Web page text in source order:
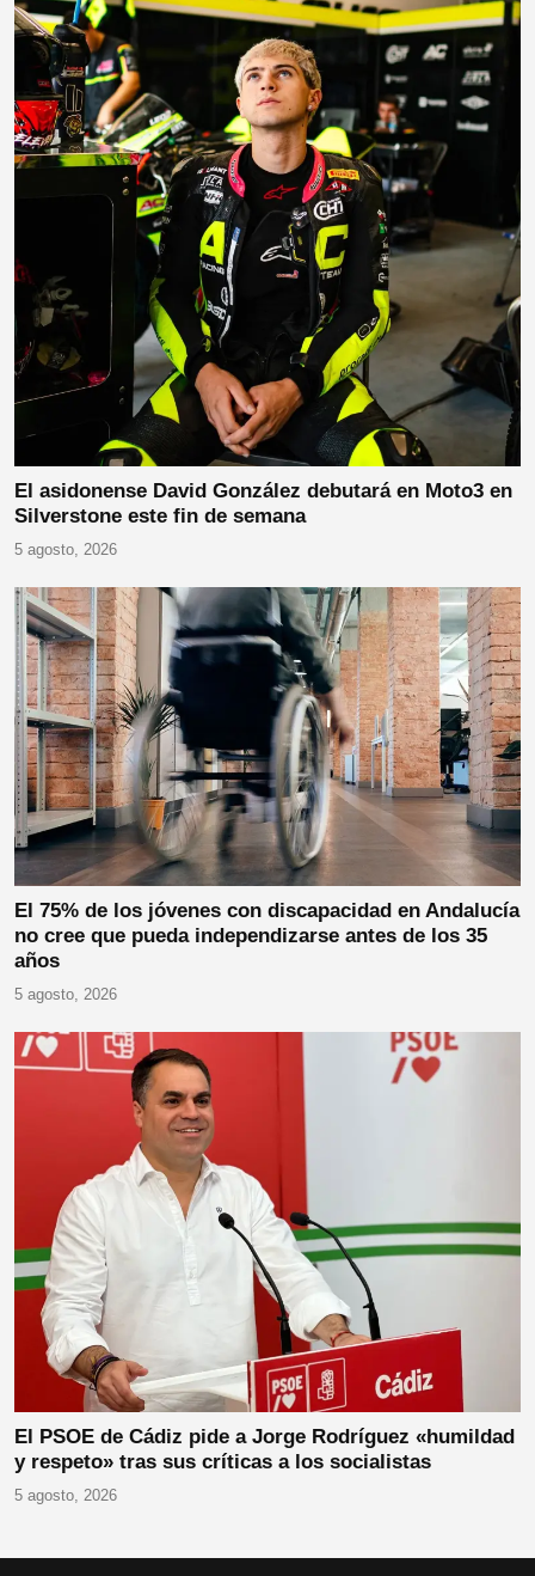
El asidonense David González debutará en Moto3 en
Silverstone este fin de semana
5 agosto, 2026
El 75% de los jóvenes con discapacidad en Andalucía
no cree que pueda independizarse antes de los 35
años
5 agosto, 2026
El PSOE de Cádiz pide a Jorge Rodríguez «humildad
y respeto» tras sus críticas a los socialistas
5 agosto, 2026